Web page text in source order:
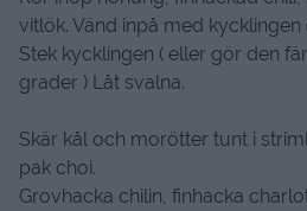
vitlök. Vänd inpå med
Stek kycklingen ( eller gör den
grader ) Låt svalna.
Skär kål och morötter tunt i
pak choi.
Grovhacka chilin, finhacka